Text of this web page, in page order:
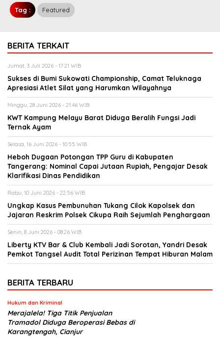
Tag : Featured
BERITA TERKAIT
Jumat, 3 Juli 2026 - 17:21 WIB
Sukses di Bumi Sukowati Championship, Camat Teluknaga
Apresiasi Atlet Silat yang Harumkan Wilayahnya
Minggu, 28 Juni 2026 - 21:46 WIB
KWT Kampung Melayu Barat Diduga Beralih Fungsi Jadi
Ternak Ayam
Selasa, 16 Juni 2026 - 10:55 WIB
Heboh Dugaan Potongan TPP Guru di Kabupaten
Tangerang: Nominal Capai Jutaan Rupiah, Pengajar Desak
Klarifikasi Dinas Pendidikan
Rabu, 10 Juni 2026 - 22:56 WIB
Ungkap Kasus Pembunuhan Tukang Cilok Kapolsek dan
Jajaran Reskrim Polsek Cikupa Raih Sejumlah Penghargaan
Senin, 8 Juni 2026 - 08:26 WIB
Liberty KTV Bar & Club Kembali Jadi Sorotan, Yandri Desak
Pemkot Tangsel Audit Total Perizinan Tempat Hiburan Malam
BERITA TERBARU
Hukum dan Kriminal
Merajalela! Tiga Titik Penjualan
Tramadol Diduga Beroperasi Bebas di
Karangtengah, Cianjur